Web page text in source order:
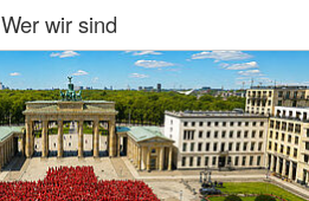
Wer wir sind